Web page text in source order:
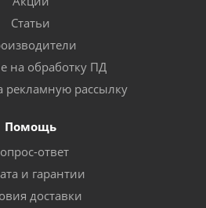
Статьи
на обработку ПД
рекламную рассылку
Помощь
ответ
и гарантии
доставки